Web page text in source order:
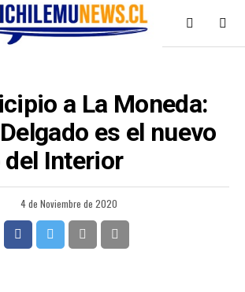
a La Moneda:
es el nuevo
Interior
4 de Noviembre de 2020